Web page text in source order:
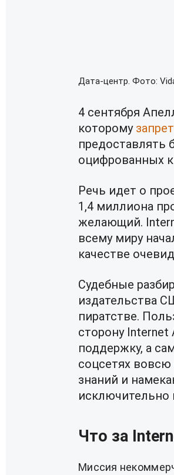
Дата-центр. Фото:
4 сентября
которому
предоставлять
оцифрованных
Речь идет о
1,4 миллиона
желающий.
всему миру
качестве
Судебные
издательства
пиратстве.
сторону Internet
поддержку, а
соцсетях вовсю
знаний и
исключительно
Что за
Миссия